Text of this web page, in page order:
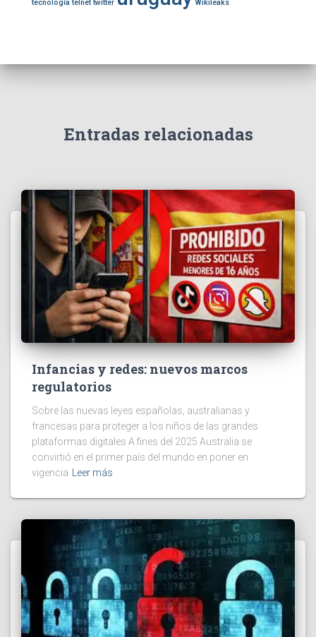
tecnología telnet twitter Wikileaks
Entradas relacionadas
Infancias y redes: nuevos marcos
regulatorios
Sobre las nuevas leyes españolas, australianas y
francesas para proteger a los niños de las grandes
plataformas digitales A fines del 2025 Australia se
convirtió en el primer país del mundo en poner en
vigencia Leer más